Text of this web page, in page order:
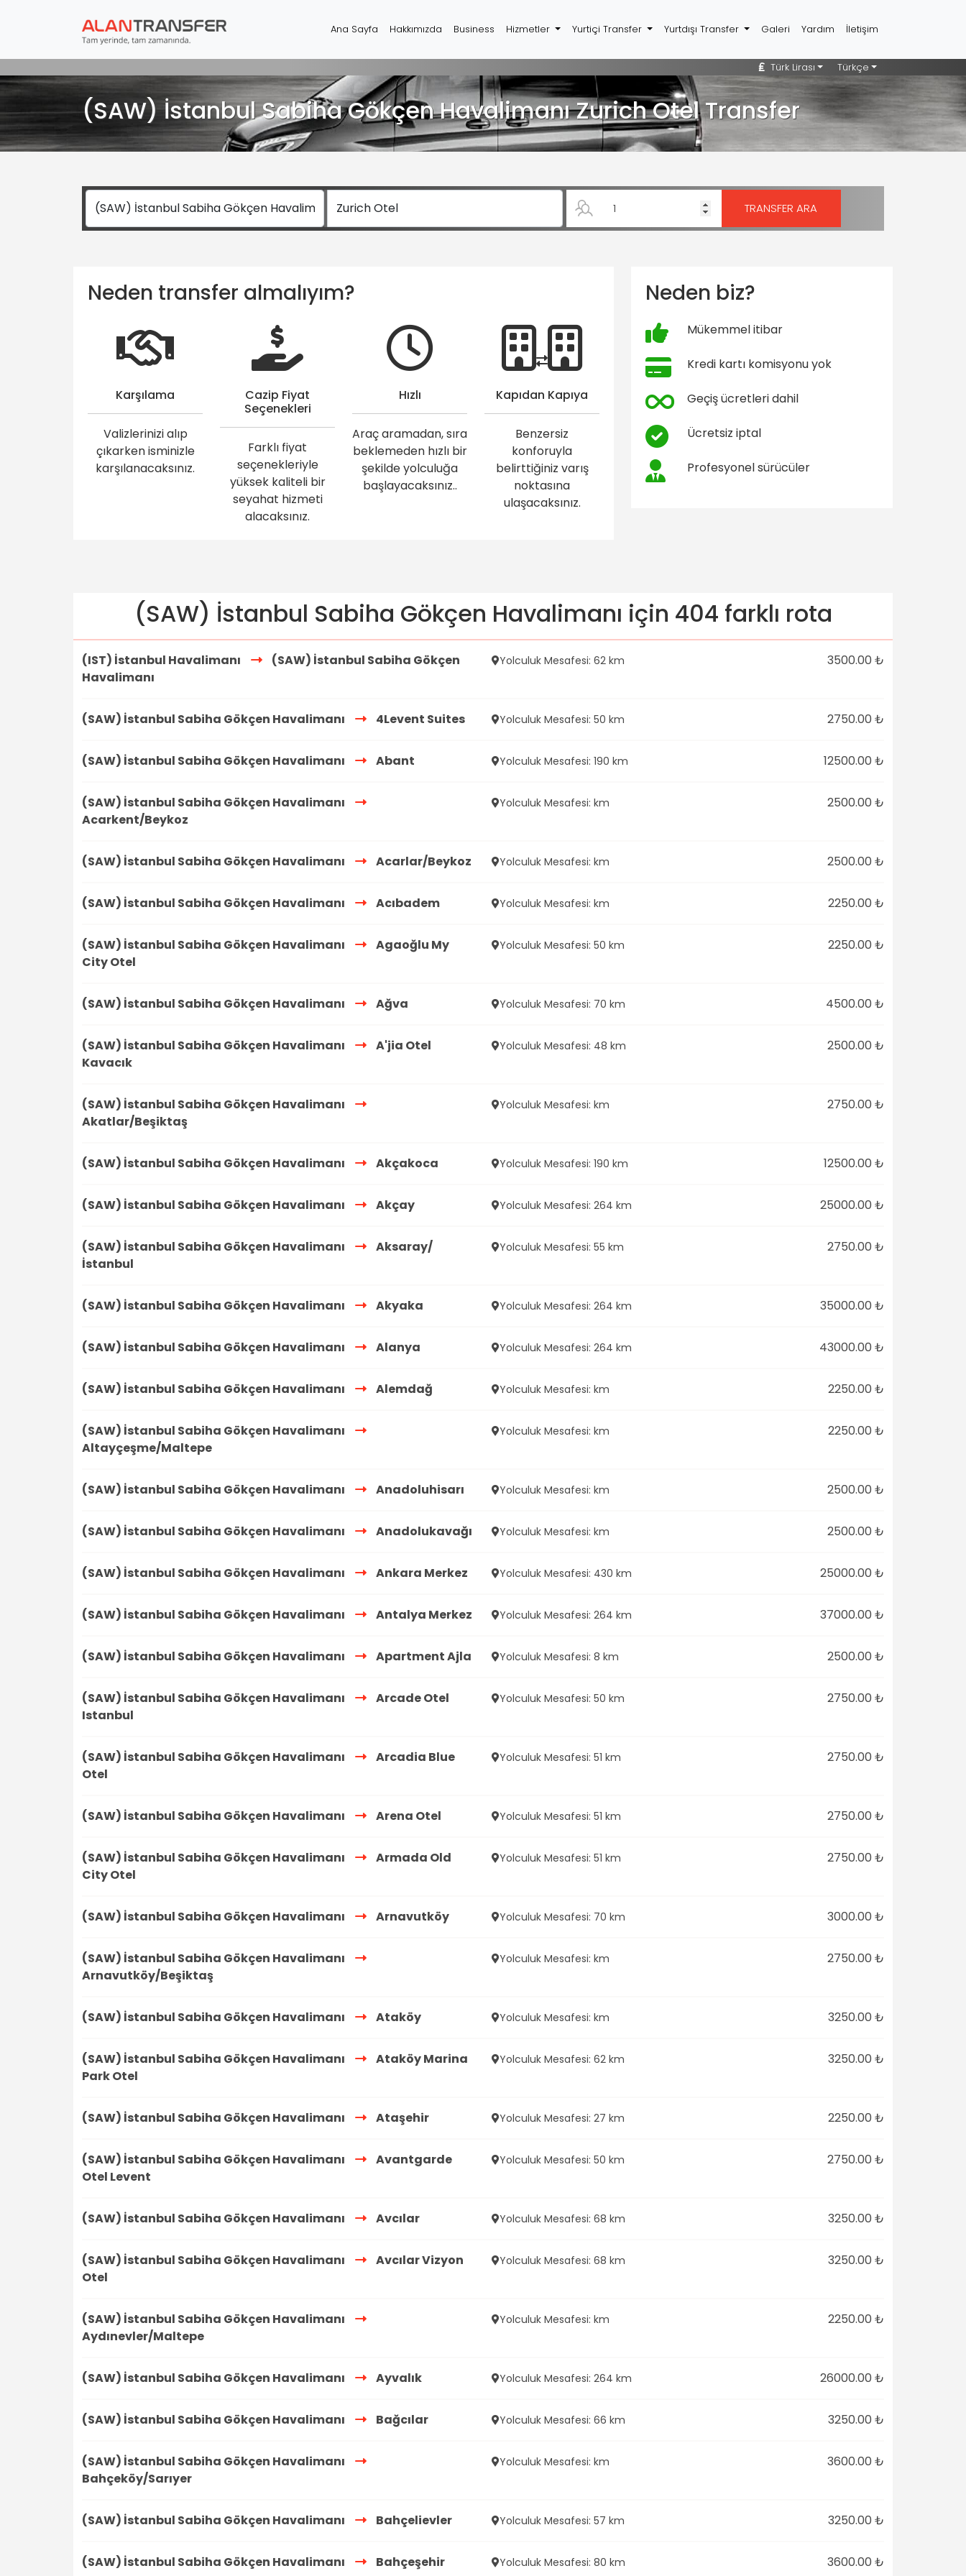
Ana Sayfa Hakkımızda Business Hizmetler Yurtiçi Transfer Yurtdışı Transfer Galeri Yardım İletişim
Türk Lirası Türkçe
(SAW) İstanbul Sabiha Gökçen Havalimanı Zurich Otel Transfer
Neden transfer almalıyım?
Karşılama
Valizlerinizi alıp
çıkarken isminizle
karşılanacaksınız.
Cazip Fiyat
Seçenekleri
Farklı fiyat
seçenekleriyle
yüksek kaliteli bir
seyahat hizmeti
alacaksınız.
Hızlı
Araç aramadan, sıra
beklemeden hızlı bir
şekilde yolculuğa
başlayacaksınız..
Kapıdan Kapıya
Benzersiz
konforuyla
belirttiğiniz varış
noktasına
ulaşacaksınız.
Neden biz?
Mükemmel itibar
Kredi kartı komisyonu yok
Geçiş ücretleri dahil
Ücretsiz iptal
Profesyonel sürücüler
(SAW) İstanbul Sabiha Gökçen Havalimanı için 404 farklı rota
(IST) İstanbul Havalimanı
(SAW) İstanbul Sabiha Gökçen
Havalimanı
Yolculuk Mesafesi: 62 km 3500.00 ₺
(SAW) İstanbul Sabiha Gökçen Havalimanı 4Levent Suites Yolculuk Mesafesi: 50 km 2750.00 ₺
(SAW) İstanbul Sabiha Gökçen Havalimanı Abant Yolculuk Mesafesi: 190 km 12500.00 ₺
(SAW) İstanbul Sabiha Gökçen Havalimanı
Acarkent/Beykoz
Yolculuk Mesafesi: km 2500.00 ₺
(SAW) İstanbul Sabiha Gökçen Havalimanı Acarlar/Beykoz Yolculuk Mesafesi: km 2500.00 ₺
(SAW) İstanbul Sabiha Gökçen Havalimanı Acıbadem Yolculuk Mesafesi: km 2250.00 ₺
(SAW) İstanbul Sabiha Gökçen Havalimanı
Agaoğlu My
City Otel
Yolculuk Mesafesi: 50 km 2250.00 ₺
(SAW) İstanbul Sabiha Gökçen Havalimanı Ağva Yolculuk Mesafesi: 70 km 4500.00 ₺
(SAW) İstanbul Sabiha Gökçen Havalimanı
A'jia Otel
Kavacık
Yolculuk Mesafesi: 48 km 2500.00 ₺
(SAW) İstanbul Sabiha Gökçen Havalimanı
Akatlar/Beşiktaş
Yolculuk Mesafesi: km 2750.00 ₺
(SAW) İstanbul Sabiha Gökçen Havalimanı Akçakoca Yolculuk Mesafesi: 190 km 12500.00 ₺
(SAW) İstanbul Sabiha Gökçen Havalimanı Akçay Yolculuk Mesafesi: 264 km 25000.00 ₺
(SAW) İstanbul Sabiha Gökçen Havalimanı
Aksaray/
İstanbul
Yolculuk Mesafesi: 55 km 2750.00 ₺
(SAW) İstanbul Sabiha Gökçen Havalimanı Akyaka Yolculuk Mesafesi: 264 km 35000.00 ₺
(SAW) İstanbul Sabiha Gökçen Havalimanı Alanya Yolculuk Mesafesi: 264 km 43000.00 ₺
(SAW) İstanbul Sabiha Gökçen Havalimanı Alemdağ Yolculuk Mesafesi: km 2250.00 ₺
(SAW) İstanbul Sabiha Gökçen Havalimanı
Altayçeşme/Maltepe
Yolculuk Mesafesi: km 2250.00 ₺
(SAW) İstanbul Sabiha Gökçen Havalimanı Anadoluhisarı Yolculuk Mesafesi: km 2500.00 ₺
(SAW) İstanbul Sabiha Gökçen Havalimanı Anadolukavağı Yolculuk Mesafesi: km 2500.00 ₺
(SAW) İstanbul Sabiha Gökçen Havalimanı Ankara Merkez Yolculuk Mesafesi: 430 km 25000.00 ₺
(SAW) İstanbul Sabiha Gökçen Havalimanı Antalya Merkez Yolculuk Mesafesi: 264 km 37000.00 ₺
(SAW) İstanbul Sabiha Gökçen Havalimanı Apartment Ajla Yolculuk Mesafesi: 8 km 2500.00 ₺
(SAW) İstanbul Sabiha Gökçen Havalimanı
Arcade Otel
Istanbul
Yolculuk Mesafesi: 50 km 2750.00 ₺
(SAW) İstanbul Sabiha Gökçen Havalimanı
Arcadia Blue
Otel
Yolculuk Mesafesi: 51 km 2750.00 ₺
(SAW) İstanbul Sabiha Gökçen Havalimanı Arena Otel Yolculuk Mesafesi: 51 km 2750.00 ₺
(SAW) İstanbul Sabiha Gökçen Havalimanı
Armada Old
City Otel
Yolculuk Mesafesi: 51 km 2750.00 ₺
(SAW) İstanbul Sabiha Gökçen Havalimanı Arnavutköy Yolculuk Mesafesi: 70 km 3000.00 ₺
(SAW) İstanbul Sabiha Gökçen Havalimanı
Arnavutköy/Beşiktaş
Yolculuk Mesafesi: km 2750.00 ₺
(SAW) İstanbul Sabiha Gökçen Havalimanı Ataköy Yolculuk Mesafesi: km 3250.00 ₺
(SAW) İstanbul Sabiha Gökçen Havalimanı
Ataköy Marina
Park Otel
Yolculuk Mesafesi: 62 km 3250.00 ₺
(SAW) İstanbul Sabiha Gökçen Havalimanı Ataşehir Yolculuk Mesafesi: 27 km 2250.00 ₺
(SAW) İstanbul Sabiha Gökçen Havalimanı
Avantgarde
Otel Levent
Yolculuk Mesafesi: 50 km 2750.00 ₺
(SAW) İstanbul Sabiha Gökçen Havalimanı Avcılar Yolculuk Mesafesi: 68 km 3250.00 ₺
(SAW) İstanbul Sabiha Gökçen Havalimanı
Avcılar Vizyon
Otel
Yolculuk Mesafesi: 68 km 3250.00 ₺
(SAW) İstanbul Sabiha Gökçen Havalimanı
Aydınevler/Maltepe
Yolculuk Mesafesi: km 2250.00 ₺
(SAW) İstanbul Sabiha Gökçen Havalimanı Ayvalık Yolculuk Mesafesi: 264 km 26000.00 ₺
(SAW) İstanbul Sabiha Gökçen Havalimanı Bağcılar Yolculuk Mesafesi: 66 km 3250.00 ₺
(SAW) İstanbul Sabiha Gökçen Havalimanı
Bahçeköy/Sarıyer
Yolculuk Mesafesi: km 3600.00 ₺
(SAW) İstanbul Sabiha Gökçen Havalimanı Bahçelievler Yolculuk Mesafesi: 57 km 3250.00 ₺
(SAW) İstanbul Sabiha Gökçen Havalimanı Bahçeşehir Yolculuk Mesafesi: 80 km 3600.00 ₺